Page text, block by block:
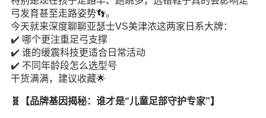
弓发育甚至走路姿势👣。
今天就来深度聊聊亚瑟士VS美津浓这两家日系大牌：
✔️ 哪个更注重足弓支撑
✔️ 谁的缓震科技更适合日常活动
✔️ 不同年龄段怎么选型号
干货满满，建议收藏🌟
🧬【品牌基因揭秘：谁才是“儿童足部守护专家”】